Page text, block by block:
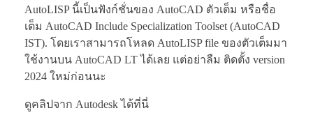
AutoLISP นี้เป็นฟังก์ชั่นของ AutoCAD ตัวเต็ม หรือชื่อ
เต็ม AutoCAD Include Specialization Toolset (AutoCAD
IST). โดยเราสามารถโหลด AutoLISP file ของตัวเต็มมา
ใช้งานบน AutoCAD LT ได้เลย แต่อย่าลืม ติดตั้ง version
2024 ใหม่ก่อนนะ
ดูคลิปจาก Autodesk ได้ที่นี่